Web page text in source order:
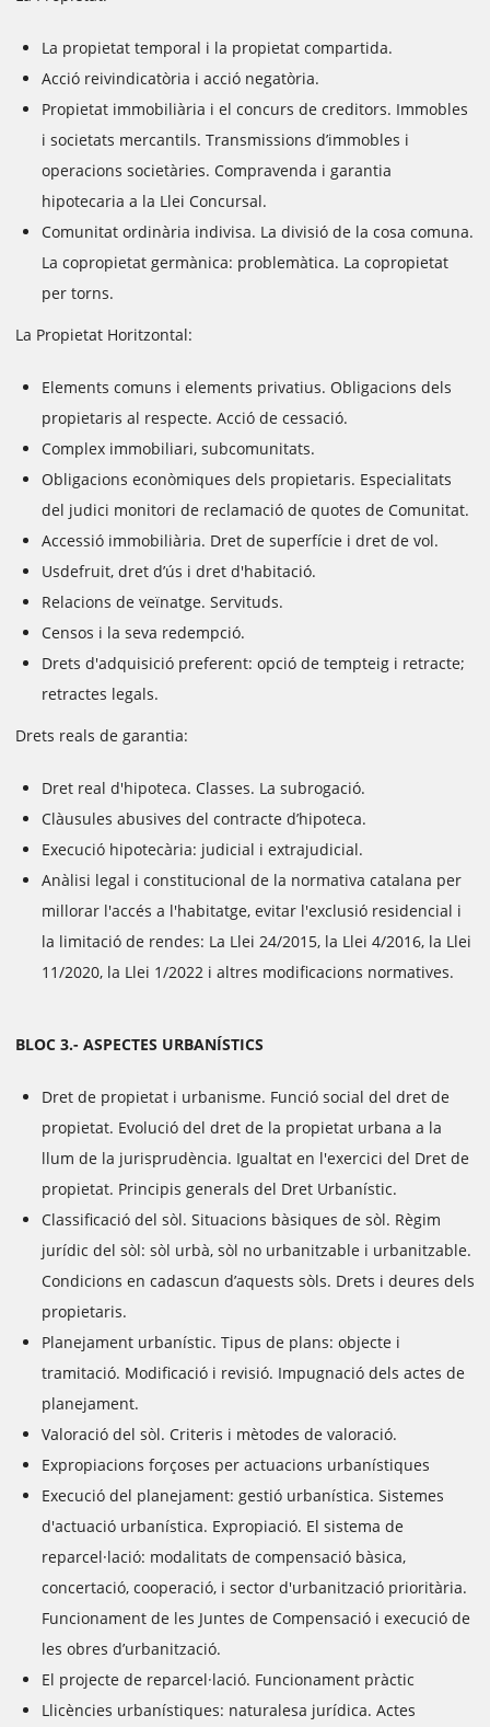
La propietat temporal i la propietat compartida.
Acció reivindicatòria i acció negatòria.
Propietat immobiliària i el concurs de creditors. Immobles
i societats mercantils. Transmissions d’immobles i
operacions societàries. Compravenda i garantia
hipotecaria a la Llei Concursal.
Comunitat ordinària indivisa. La divisió de la cosa comuna.
La copropietat germànica: problemàtica. La copropietat
per torns.
La Propietat Horitzontal:
Elements comuns i elements privatius. Obligacions dels
propietaris al respecte. Acció de cessació.
Complex immobiliari, subcomunitats.
Obligacions econòmiques dels propietaris. Especialitats
del judici monitori de reclamació de quotes de Comunitat.
Accessió immobiliària. Dret de superfície i dret de vol.
Usdefruit, dret d’ús i dret d'habitació.
Relacions de veïnatge. Servituds.
Censos i la seva redempció.
Drets d'adquisició preferent: opció de tempteig i retracte;
retractes legals.
Drets reals de garantia:
Dret real d'hipoteca. Classes. La subrogació.
Clàusules abusives del contracte d’hipoteca.
Execució hipotecària: judicial i extrajudicial.
Anàlisi legal i constitucional de la normativa catalana per
millorar l'accés a l'habitatge, evitar l'exclusió residencial i
la limitació de rendes: La Llei 24/2015, la Llei 4/2016, la Llei
11/2020, la Llei 1/2022 i altres modificacions normatives.
BLOC 3.- ASPECTES URBANÍSTICS
Dret de propietat i urbanisme. Funció social del dret de
propietat. Evolució del dret de la propietat urbana a la
llum de la jurisprudència. Igualtat en l'exercici del Dret de
propietat. Principis generals del Dret Urbanístic.
Classificació del sòl. Situacions bàsiques de sòl. Règim
jurídic del sòl: sòl urbà, sòl no urbanitzable i urbanitzable.
Condicions en cadascun d’aquests sòls. Drets i deures dels
propietaris.
Planejament urbanístic. Tipus de plans: objecte i
tramitació. Modificació i revisió. Impugnació dels actes de
planejament.
Valoració del sòl. Criteris i mètodes de valoració.
Expropiacions forçoses per actuacions urbanístiques
Execució del planejament: gestió urbanística. Sistemes
d'actuació urbanística. Expropiació. El sistema de
reparcel·lació: modalitats de compensació bàsica,
concertació, cooperació, i sector d'urbanització prioritària.
Funcionament de les Juntes de Compensació i execució de
les obres d’urbanització.
El projecte de reparcel·lació. Funcionament pràctic
Llicències urbanístiques: naturalesa jurídica. Actes